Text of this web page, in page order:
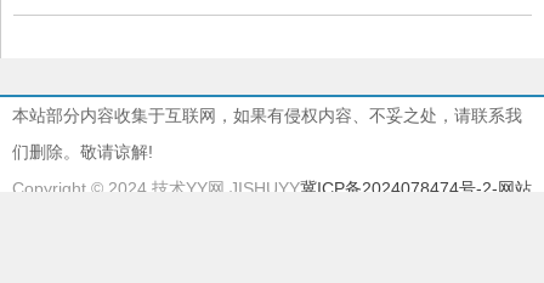
本站部分内容收集于互联网，如果有侵权内容、不妥之处，请联系我
们删除。敬请谅解!
Copyright © 2024 技术YY网 JISHUYY冀ICP备2024078474号-2-网站